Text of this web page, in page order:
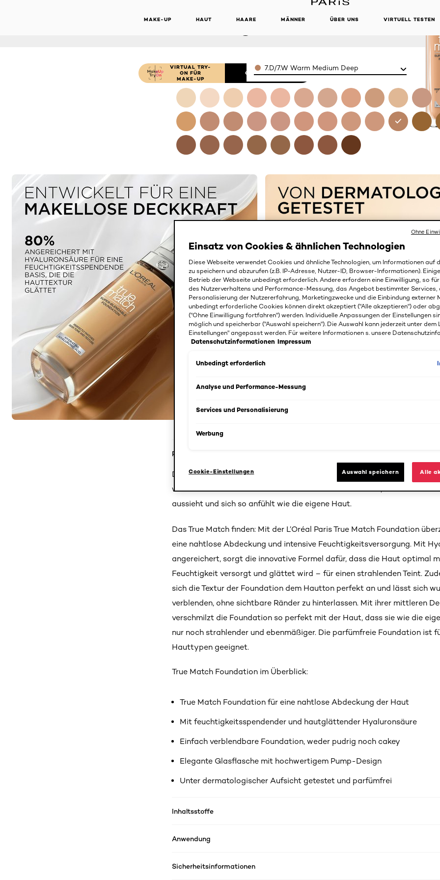
MAKE-UP HAUT HAARE MÄNNER ÜBER UNS VIRTUELL TESTEN
FOUNDATION 7.D/7.W
WARM MEDIUM DEEP
VIRTUAL TRY-
ON FÜR
MAKE-UP
ONLINE KAUFEN
Color7.D/7.W Warm Medium Deep
Produktdetails
Die L’Oréal Paris True Match Foundation 7.D/7.W Warm Medium Deep
wunderbar verblenden. Die Foundation deckt nahtlos ab, sodass das
aussieht und sich so anfühlt wie die eigene Haut.
Das True Match finden: Mit der L’Oréal Paris True Match Foundation
eine nahtlose Abdeckung und intensive Feuchtigkeitsversorgung. Mit
angereichert, sorgt die innovative Formel dafür, dass die Haut optimal
Feuchtigkeit versorgt und glättet wird – für einen strahlenden Teint.
sich die Textur der Foundation dem Hautton perfekt an und lässt sich
verblenden, ohne sichtbare Ränder zu hinterlassen. Mit ihrer mittleren
verschmilzt die Foundation so perfekt mit der Haut, dass sie wie die
nur noch strahlender und ebenmäßiger. Die parfümfreie Foundation ist
Hauttypen geeignet.
True Match Foundation im Überblick:
True Match Foundation für eine nahtlose Abdeckung der Haut
Mit feuchtigkeitsspendender und hautglättender Hyaluronsäure
Einfach verblendbare Foundation, weder pudrig noch cakey
Elegante Glasflasche mit hochwertigem Pump-Design
Unter dermatologischer Aufsicht getestet und parfümfrei
Inhaltsstoffe
Anwendung
Sicherheitsinformationen
Einsatz von Cookies & ähnlichen Technologien
Diese Webseite verwendet Cookies und ähnliche Technologien, um Informationen auf
zu speichern und abzurufen (z.B. IP-Adresse, Nutzer-ID, Browser-Informationen).
Betrieb der Webseite unbedingt erforderlich. Andere erfordern eine Einwilligung, so
des Nutzerverhaltens und Performance-Messung, das Angebot bestimmter Services,
Personalisierung der Nutzererfahrung, Marketingzwecke und die Einbindung externer
unbedingt erforderliche Cookies können direkt akzeptiert ("Alle akzeptieren") oder
("Ohne Einwilligung fortfahren") werden. Individuelle Anpassungen der Einstellungen
möglich und speicherbar ("Auswahl speichern"). Die Auswahl kann jederzeit unter dem
Einstellungen" angepasst werden. Für weitere Informationen s. unsere
Datenschutzinformationen Impressum
Unbedingt erforderlich
Analyse und Performance-Messung
Services und Personalisierung
Werbung
Cookie-Einstellungen Auswahl speichern Alle
Ohne